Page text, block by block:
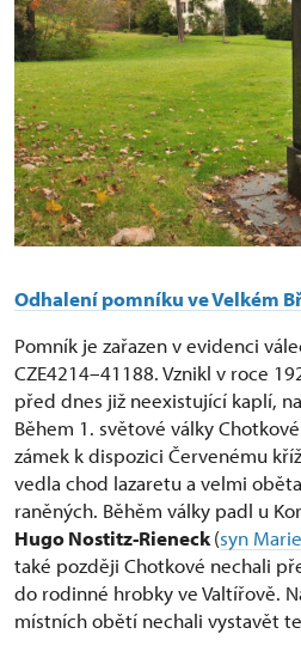
Odhalení pomníku ve Velkém
Pomník je zařazen v evidenci
CZE4214–41188. Vznikl v roce
před dnes již neexistující kaplí,
Během 1. světové války
zámek k dispozici Červenému
vedla chod lazaretu a velmi
raněných. Běhěm války padl u
Hugo Nostitz-Rieneck(syn
také později Chotkové nechali
do rodinné hrobky ve Valtířově.
místních obětí nechali vystavět